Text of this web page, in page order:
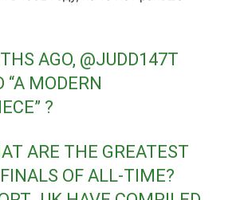
AGO, @JUDD147T
“A MODERN
?
ARE THE GREATEST
OF ALL-TIME?